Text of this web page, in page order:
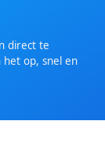
direct te
het op, snel en